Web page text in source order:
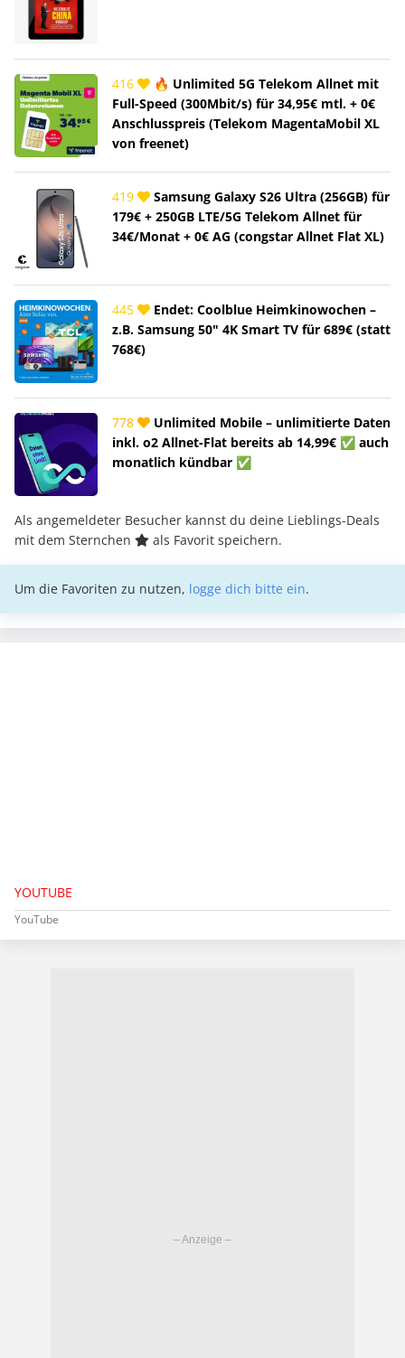
416
🔥 Unlimited 5G Telekom Allnet mit
Full-Speed (300Mbit/s) für 34,95€ mtl. + 0€
Anschlusspreis (Telekom MagentaMobil XL
von freenet)
419
Samsung Galaxy S26 Ultra (256GB) für
179€ + 250GB LTE/5G Telekom Allnet für
34€/Monat + 0€ AG (congstar Allnet Flat XL)
445
Endet: Coolblue Heimkinowochen –
z.B. Samsung 50" 4K Smart TV für 689€ (statt
768€)
778
Unlimited Mobile – unlimitierte Daten
inkl. o2 Allnet-Flat bereits ab 14,99€ ✅ auch
monatlich kündbar ✅
Als angemeldeter Besucher kannst du deine Lieblings-Deals
mit dem Sternchen
als Favorit speichern.
Um die Favoriten zu nutzen, logge dich bitte ein.
YOUTUBE
YouTube